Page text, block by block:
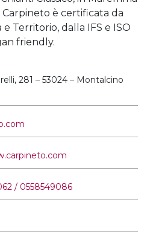
è certificata da
e Territorio, dalla IFS e ISO
friendly.
281 – 53024 – Montalcino
/ 0558549086